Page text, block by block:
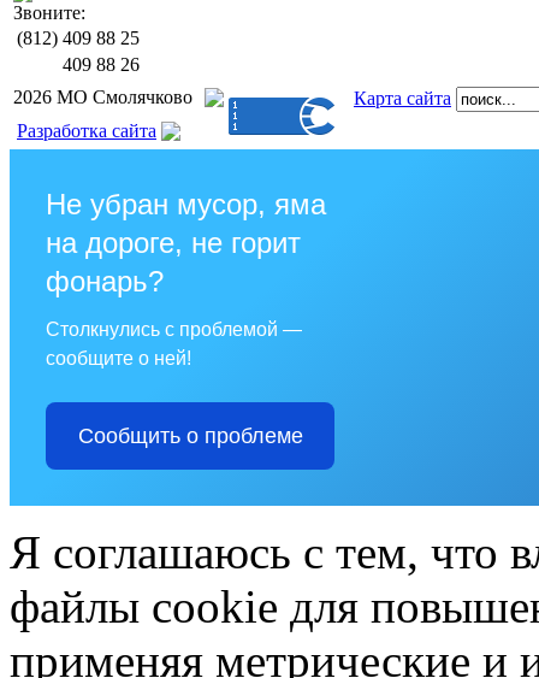
Звоните:
(812) 409 88 25
409 88 26
2026 МО Смолячково
Карта сайта
Разработка сайта
Не убран мусор, яма
на дороге, не горит
фонарь?
Столкнулись с проблемой —
сообщите о ней!
Сообщить о проблеме
Я соглашаюсь с тем, что
файлы cookie для
применяя метрические и